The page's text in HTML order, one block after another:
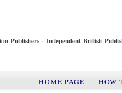
Publishers - Independent British
HOME PAGE
HOW